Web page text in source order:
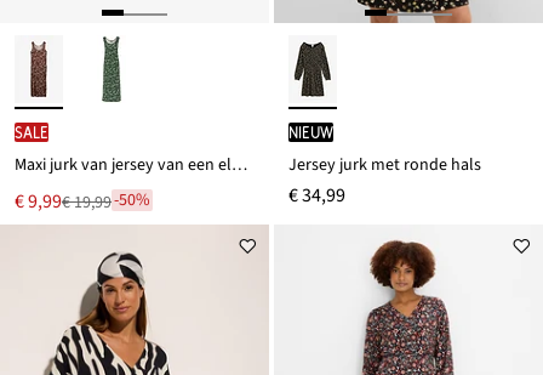
SALE
Maxi jurk van jersey van een elastische viscosemix
Nu
voor
€ 9,99
Van € 19,99-50%
Nieuw
Jersey jurk met ronde hals
€ 34,99